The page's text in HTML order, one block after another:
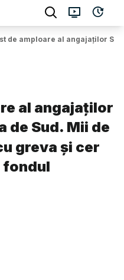
de amploare al angajaților
al angajaților
de Sud. Mii de
greva și cer
fondul